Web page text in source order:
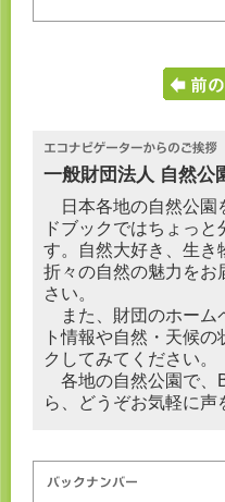
一般財団法人 自然公
日本各地の自然公園
ドブックではちょっ
す。自然大好き、生き
折々の自然の魅力をお
さい。
また、財団のホーム
ト情報や自然・天候
クしてみてください。
各地の自然公園で、
ら、どうぞお気軽に声